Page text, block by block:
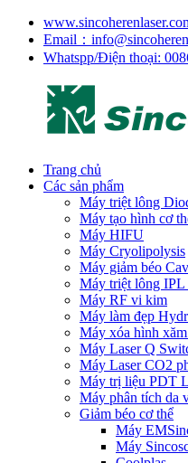
Email：
Whatspp/Điện thoại:
Trang chủ
Các sản phẩm
Máy triệt lông
Máy tạo hình cơ
Máy HIFU
Máy Cryolipolysis
Máy giảm béo
Máy triệt lông IPL
Máy RF vi kim
Máy làm đẹp
Máy xóa hình
Máy Laser Q
Máy Laser CO2
Máy trị liệu PDT
Máy phân tích da
Giảm béo cơ thể
Máy
Máy